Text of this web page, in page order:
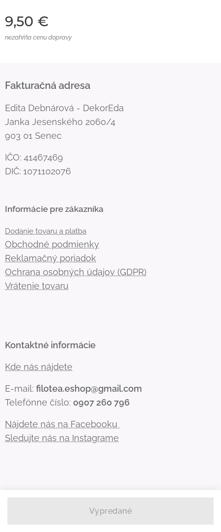
9,50 €
nezahŕňa cenu dopravy
Vypredané
Fakturačná adresa
Edita Debnárová - DekorEda
Janka Jesenského 2060/4
903 01 Senec
IČO: 41467469
DIČ: 1071102076
Informácie pre zákazníka
Dodanie tovaru a platba
Obchodné podmienky
Reklamačný poriadok
Ochrana osobných údajov (GDPR)
Vrátenie tovaru
Kontaktné informácie
Kde nás nájdete
E-mail: filotea.eshop@gmail.com
Telefónne číslo: 0907 260 796
Nájdete nás na Facebooku
Sledujte nás na Instagrame